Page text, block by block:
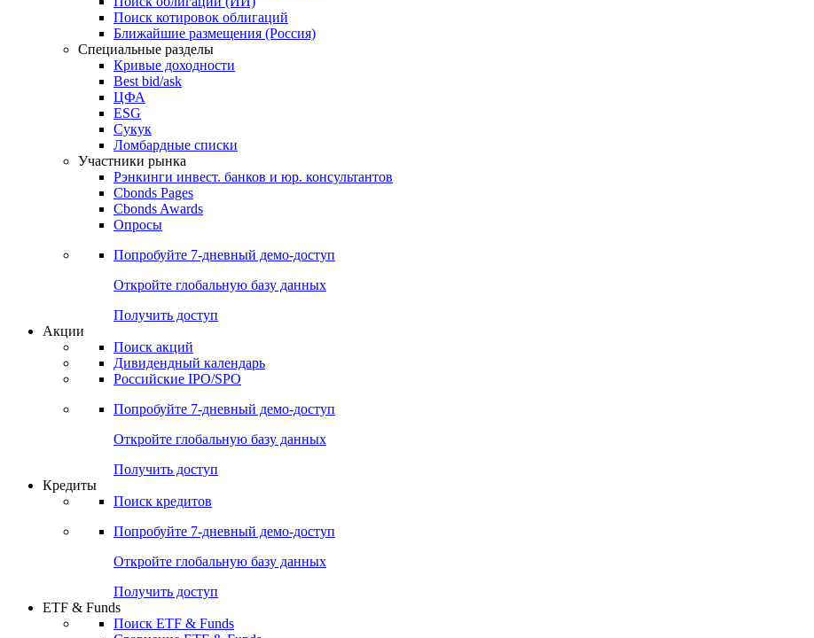
Облигации
Поиски
Поиск облигаций & Карты рынка
Поиск облигаций (ИИ)
Поиск котировок облигаций
Ближайшие размещения (Россия)
Специальные разделы
Кривые доходности
Best bid/ask
ЦФА
ESG
Сукук
Ломбардные списки
Участники рынка
Рэнкинги инвест. банков и юр. консультантов
Cbonds Pages
Cbonds Awards
Опросы
Попробуйте7-дневный
Откройте глобальную базу данных
Получить доступ
Акции
Поиск акций
Дивидендный календарь
Российские IPO/SPO
Попробуйте7-дневный
Откройте глобальную базу данных
Получить доступ
Кредиты
Поиск кредитов
Попробуйте7-дневный
Откройте глобальную базу данных